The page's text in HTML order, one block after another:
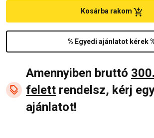
% Egyedi ajánlatot kérek
Kosárba rakom
Amennyiben bruttó
felett rendelsz, kérj
ajánlatot!